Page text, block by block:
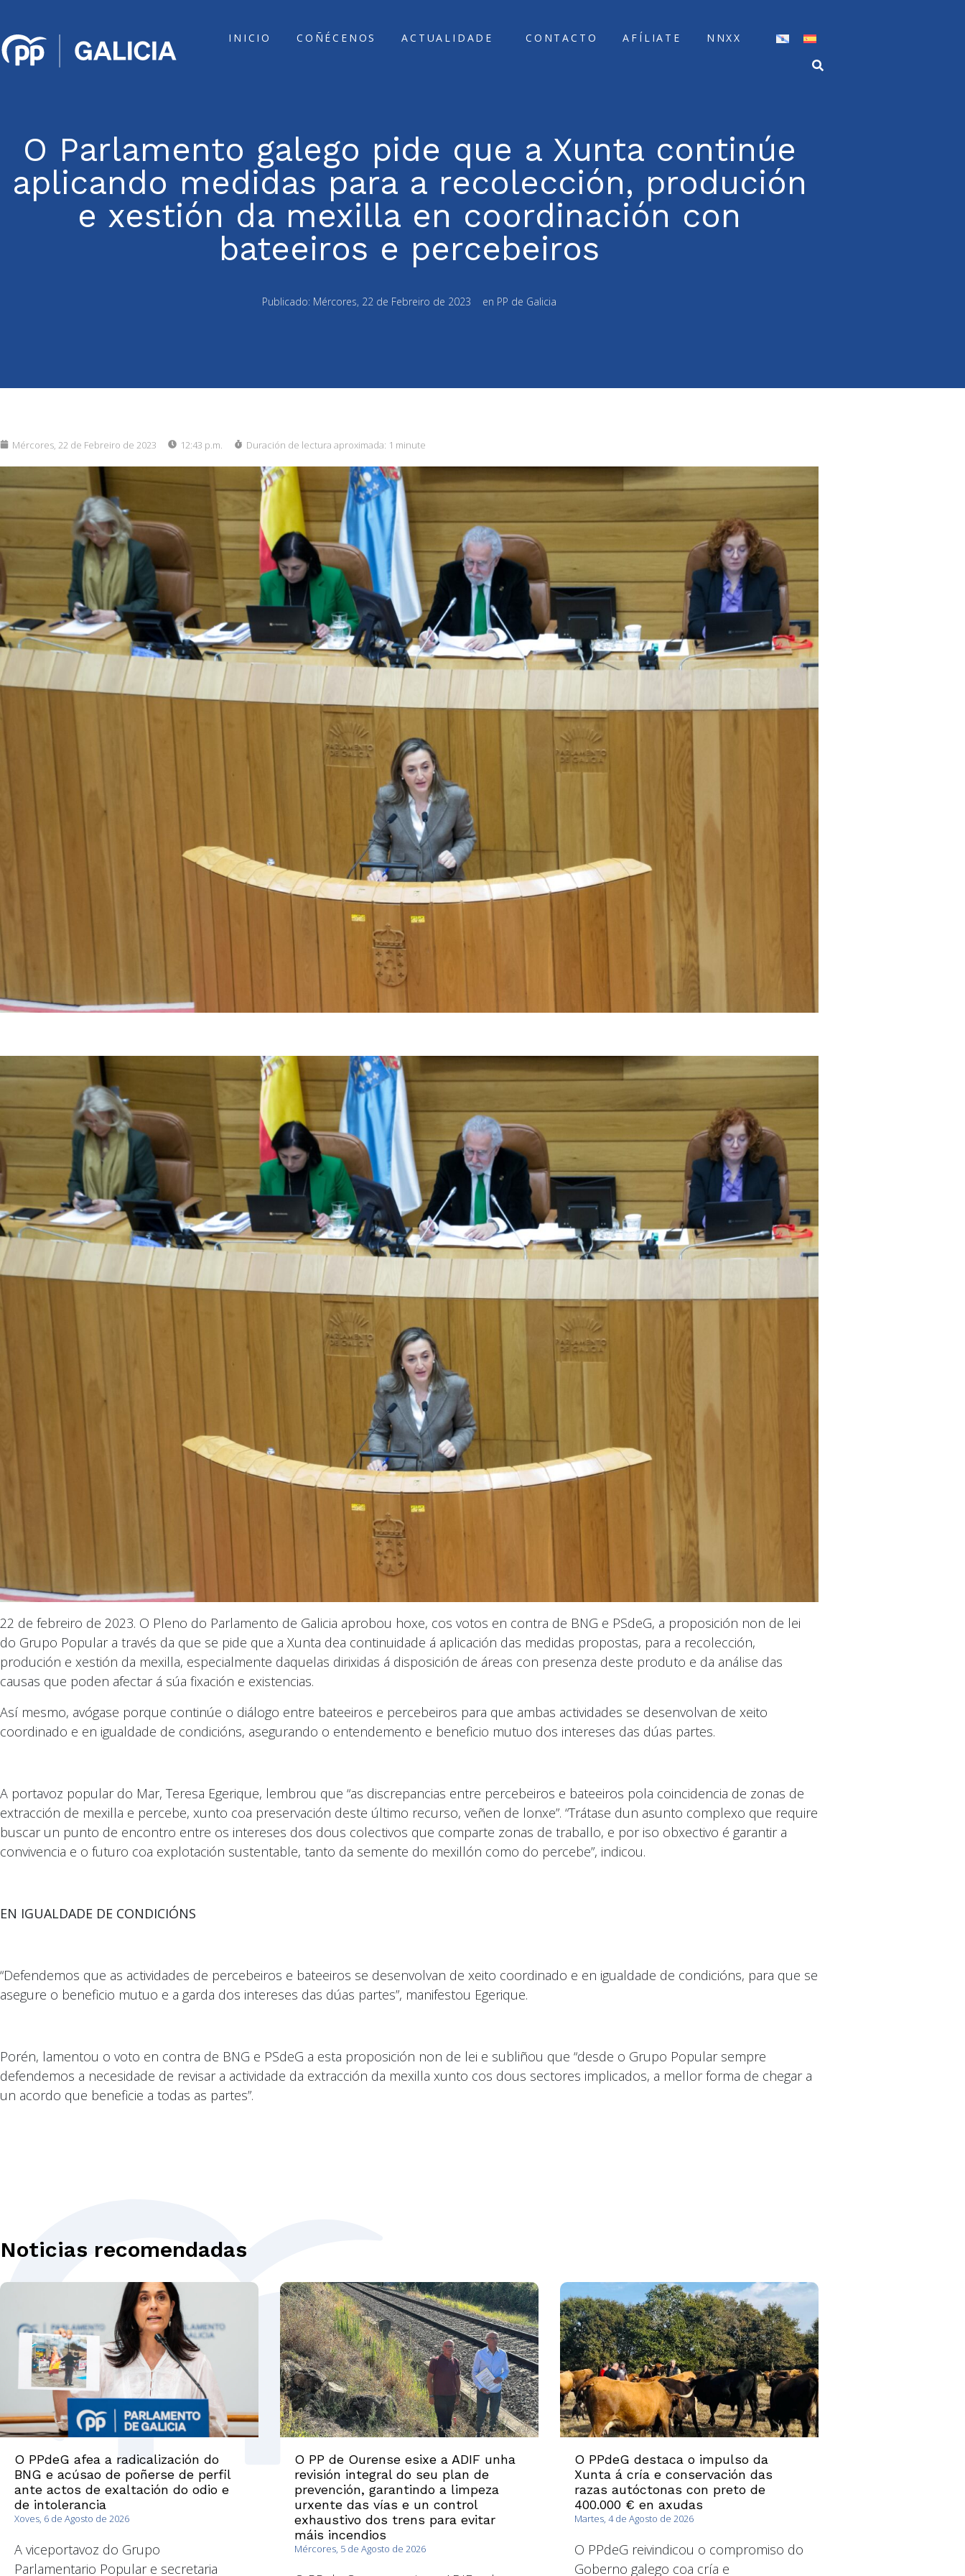
INICIO COÑÉCENOS ACTUALIDADE CONTACTO AFÍLIATE NNXX
O Parlamento galego pide que a Xunta continúe
aplicando medidas para a recolección, produción
e xestión da mexilla en coordinación con
bateeiros e percebeiros
Publicado: Mércores, 22 de Febreiro de 2023 en PP de Galicia
Mércores, 22 de Febreiro de 2023 12:43 p.m. Duración de lectura aproximada: 1 minute
22 de febreiro de 2023. O Pleno do Parlamento de Galicia aprobou hoxe, cos votos en contra de BNG e PSdeG, a proposición non de lei
do Grupo Popular a través da que se pide que a Xunta dea continuidade á aplicación das medidas propostas, para a recolección,
produción e xestión da mexilla, especialmente daquelas dirixidas á disposición de áreas con presenza deste produto e da análise das
causas que poden afectar á súa fixación e existencias.
Así mesmo, avógase porque continúe o diálogo entre bateeiros e percebeiros para que ambas actividades se desenvolvan de xeito
coordinado e en igualdade de condicións, asegurando o entendemento e beneficio mutuo dos intereses das dúas partes.
A portavoz popular do Mar, Teresa Egerique, lembrou que “as discrepancias entre percebeiros e bateeiros pola coincidencia de zonas de
extracción de mexilla e percebe, xunto coa preservación deste último recurso, veñen de lonxe”. “Trátase dun asunto complexo que require
buscar un punto de encontro entre os intereses dos dous colectivos que comparte zonas de traballo, e por iso obxectivo é garantir a
convivencia e o futuro coa explotación sustentable, tanto da semente do mexillón como do percebe”, indicou.
EN IGUALDADE DE CONDICIÓNS
“Defendemos que as actividades de percebeiros e bateeiros se desenvolvan de xeito coordinado e en igualdade de condicións, para que se
asegure o beneficio mutuo e a garda dos intereses das dúas partes”, manifestou Egerique.
Porén, lamentou o voto en contra de BNG e PSdeG a esta proposición non de lei e subliñou que “desde o Grupo Popular sempre
defendemos a necesidade de revisar a actividade da extracción da mexilla xunto cos dous sectores implicados, a mellor forma de chegar a
un acordo que beneficie a todas as partes”.
Noticias recomendadas
O PPdeG afea a radicalización do
BNG e acúsao de poñerse de perfil
ante actos de exaltación do odio e
de intolerancia
Xoves, 6 de Agosto de 2026
A viceportavoz do Grupo
Parlamentario Popular e secretaria
O PP de Ourense esixe a ADIF unha
revisión integral do seu plan de
prevención, garantindo a limpeza
urxente das vías e un control
exhaustivo dos trens para evitar
máis incendios
Mércores, 5 de Agosto de 2026
O PPdeG destaca o impulso da
Xunta á cría e conservación das
razas autóctonas con preto de
400.000 € en axudas
Martes, 4 de Agosto de 2026
O PPdeG reivindicou o compromiso do
Goberno galego coa cría e